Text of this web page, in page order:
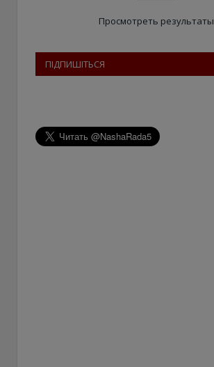
Просмотреть результаты
ПІДПИШІТЬСЯ